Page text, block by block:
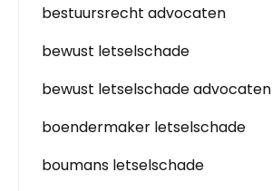
bestuursrecht advocaten
bewust letselschade
bewust letselschade advocaten
boendermaker letselschade
boumans letselschade